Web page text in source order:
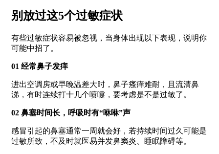
别放过这5个过敏症状
有些过敏症状容易被忽视，当身体出现以下表现，说明你
可能中招了。
01 经常鼻子发痒
进出空调房或早晚温差大时，鼻子瘙痒难耐，且流清鼻
涕，有时连续打十几个喷嚏，要考虑是不是过敏了。
02 鼻塞时间长，呼吸时有“咻咻”声
感冒引起的鼻塞通常一周就会好，若持续时间过久可能是
过敏所致，不及时就医易并发鼻窦炎、睡眠障碍等。